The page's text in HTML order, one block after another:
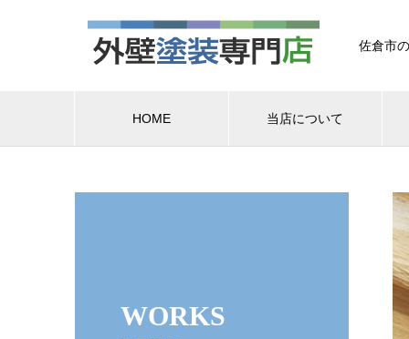
佐倉市
HOME 当店について
WORKS